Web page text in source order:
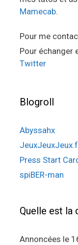
Mamecab.
Pour me
Pour échanger
Twitter
Blogroll
Abyssahx
Press Start
spiBER-man
Quelle est la
Annoncées le